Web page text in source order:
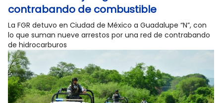
contrabando de combustible
La FGR detuvo en Ciudad de México a Guadalupe “N”, con
lo que suman nueve arrestos por una red de contrabando
de hidrocarburos